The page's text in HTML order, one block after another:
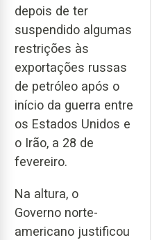
depois de ter
suspendido algumas
restrições às
exportações russas
de petróleo após o
início da guerra entre
os Estados Unidos e
o Irão, a 28 de
fevereiro.
Na altura, o
Governo norte-
americano justificou